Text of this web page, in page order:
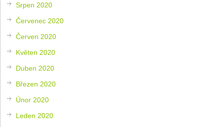
Srpen 2020
Červenec 2020
Červen 2020
Květen 2020
Duben 2020
Březen 2020
Únor 2020
Leden 2020